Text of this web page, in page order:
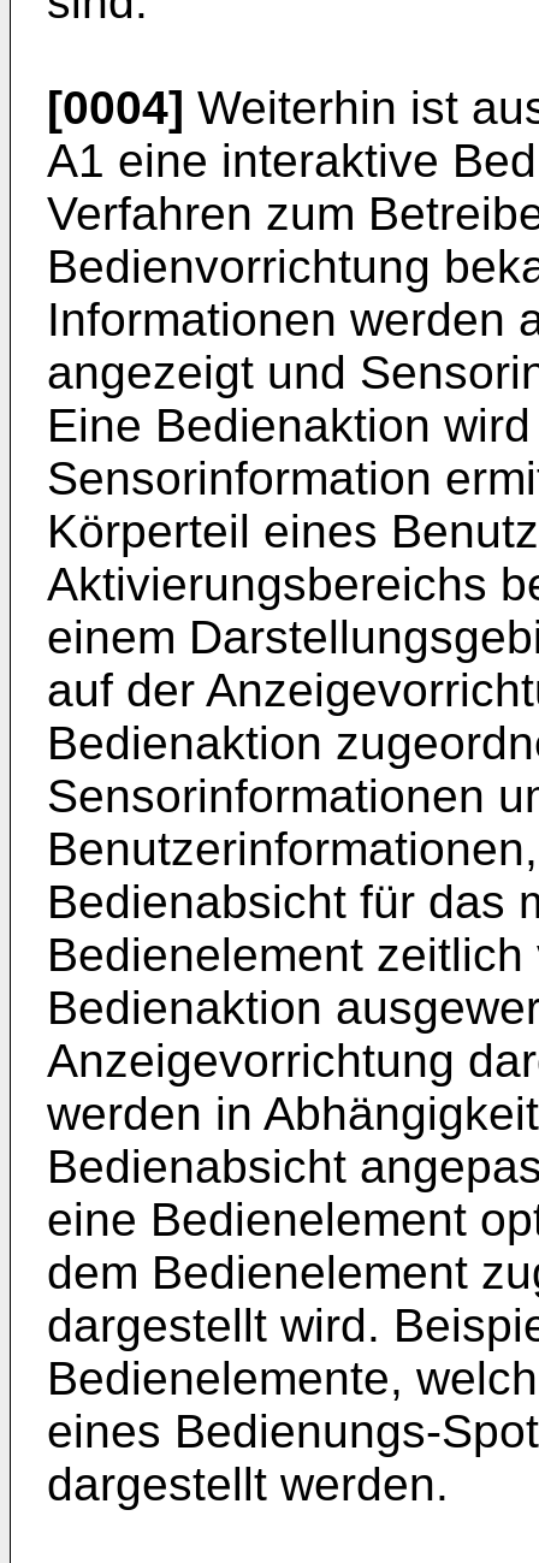
[0004] Weiterhin ist
A1 eine interaktive
Verfahren zum
Bedienvorrichtung
Informationen werden
angezeigt und
Eine Bedienaktion
Sensorinformation
Körperteil eines
Aktivierungsbereichs
einem
auf der
Bedienaktion
Sensorinformationen
Bedienabsicht für das
Bedienelement
Bedienaktion
Anzeigevorrichtung
werden in
Bedienabsicht
eine Bedienelement
dem Bedienelement
dargestellt wird.
Bedienelemente,
eines Bedienungs-
dargestellt werden.